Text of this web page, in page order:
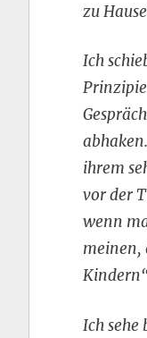
zu
Ich
ihrem
vor der
wenn
meinen,
Ich sehe